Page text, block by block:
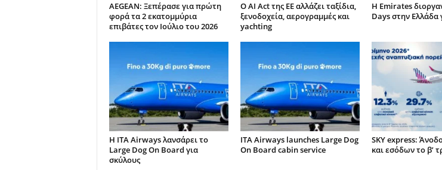
AEGEAN: Ξεπέρασε για πρώτη
φορά τα 2 εκατομμύρια
επιβάτες τον Ιούλιο του 2026
Ο AI Act της ΕΕ αλλάζει ταξίδια,
ξενοδοχεία, αερογραμμές και
yachting
Η Emirates
Days στην
Η ITA Airways λανσάρει το
Large Dog On Board για
σκύλους
ITA Airways launches Large Dog
On Board cabin service
SKY express:
και εσόδων το β’